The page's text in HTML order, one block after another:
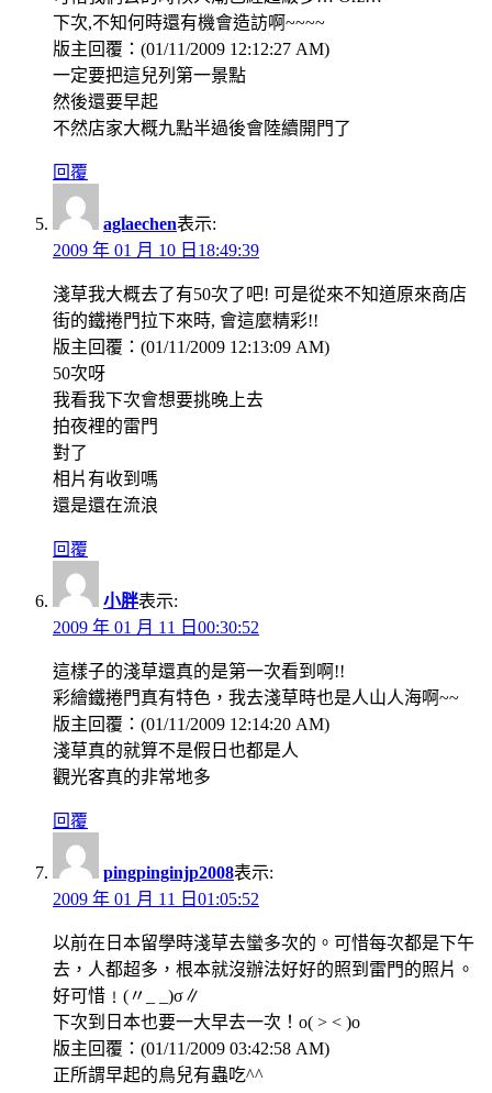
下次,不知何時還有機會造訪啊~~~~
版主回覆：(01/11/2009 12:12:27 AM)
一定要把這兒列第一景點
然後還要早起
不然店家大概九點半過後會陸續開門了
回覆
aglaechen表示:
2009 年 01 月 10 日18:49:39
淺草我大概去了有50次了吧! 可是從來不知道原來商店
街的鐵捲門拉下來時, 會這麼精彩!!
版主回覆：(01/11/2009 12:13:09 AM)
50次呀
我看我下次會想要挑晚上去
拍夜裡的雷門
對了
相片有收到嗎
還是還在流浪
回覆
小胖表示:
2009 年 01 月 11 日00:30:52
這樣子的淺草還真的是第一次看到啊!!
彩繪鐵捲門真有特色，我去淺草時也是人山人海啊~~
版主回覆：(01/11/2009 12:14:20 AM)
淺草真的就算不是假日也都是人
觀光客真的非常地多
回覆
pingpinginjp2008表示:
2009 年 01 月 11 日01:05:52
以前在日本留學時淺草去蠻多次的。可惜每次都是下午
去，人都超多，根本就沒辦法好好的照到雷門的照片。
好可惜﹗(〃_ _)σ∥
下次到日本也要一大早去一次！o( > < )o
版主回覆：(01/11/2009 03:42:58 AM)
正所謂早起的鳥兒有蟲吃^^